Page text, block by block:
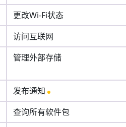
更改Wi-Fi状态
访问互联网
管理外部存储
发布通知
查询所有软件包